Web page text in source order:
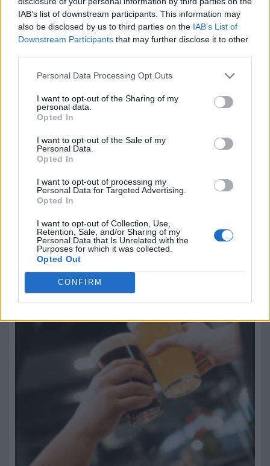
IAB’s list of downstream participants. This information may
also be disclosed by us to third parties on the IAB’s List of
Downstream Participants that may further disclose it to other
Personal Data Processing Opt Outs
I want to opt-out of the Sharing of my
personal data.
Opted In
I want to opt-out of the Sale of my
Personal Data.
Opted In
I want to opt-out of processing my
Personal Data for Targeted Advertising.
Opted In
I want to opt-out of Collection, Use,
Retention, Sale, and/or Sharing of my
Personal Data that Is Unrelated with the
Purposes for which it was collected.
Opted Out
CONFIRM
Bar à crêpes aux agrumes : citron – beurre d’orange –
amande & fleur d’oranger
Ludovic Gambini
Gaufre fourrée au choix
Beppe Tassone
Estate 2026: birra protagonista della convivialità
di prossimità